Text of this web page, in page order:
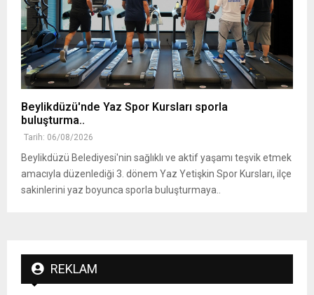
Beylikdüzü'nde Yaz Spor Kursları sporla
buluşturma..
Tarih: 06/08/2026
Beylikdüzü Belediyesi'nin sağlıklı ve aktif yaşamı teşvik etmek
amacıyla düzenlediği 3. dönem Yaz Yetişkin Spor Kursları, ilçe
sakinlerini yaz boyunca sporla buluşturmaya..
REKLAM